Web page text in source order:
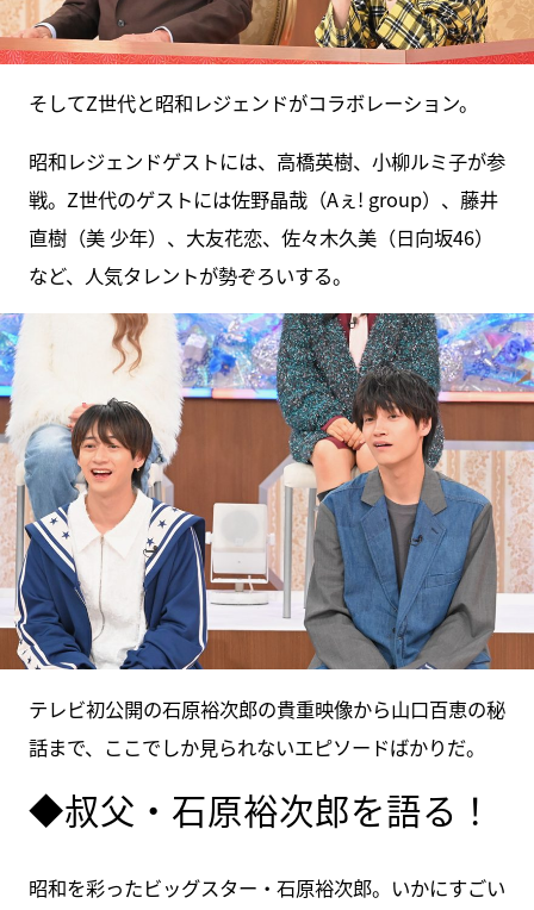
そしてZ世代と昭和レジェンドがコラボレーション。
昭和レジェンドゲストには、高橋英樹、小柳ルミ子が参
戦。Z世代のゲストには佐野晶哉（Aぇ! group）、藤井
直樹（美 少年）、大友花恋、佐々木久美（日向坂46）
など、人気タレントが勢ぞろいする。
テレビ初公開の石原裕次郎の貴重映像から山口百恵の秘
話まで、ここでしか見られないエピソードばかりだ。
◆叔父・石原裕次郎を語る！
昭和を彩ったビッグスター・石原裕次郎。いかにすごい